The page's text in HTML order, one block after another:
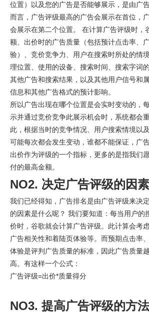
位置）以及您的广告是否能够展示，是由广
而言，广告评级最高的广告会展示在首位，
会展示在第二个位置。 在计算广告评级时，
额、出价时的广告质量（包括预计点击率、
验）、竞价竞争力、用户在搜索时所处的情
理位置、使用的设备、搜索时间、搜索字词
其他广告和搜索结果，以及其他用户信号和
信息和其他广告格式的预计影响。
所以广告出现在哪个位置是会实时变动的，
示并通过竞价竞争此展示机会时，系统都会
此，根据当时的竞争情况、用户搜索情境以
可能每次都会发生变动，谁都不能保证，广
出价作为评级的一个指标，更多的是指我们
付的最高金额。
NO2. 决定广告评级的因素
我们已经得知，广告排名是由广告评级来决
的因素是什么呢？ 我们要知道：每当用户的
价时，谷歌就会计算广告评级。此计算会考
广告相关性和着陆页体验等。而预期点击率
体验是评判广告质量的标准，因此广告质量
高。有这样一个公式：
广告评级=出价*质量得分
NO3. 提高广告评级的方法